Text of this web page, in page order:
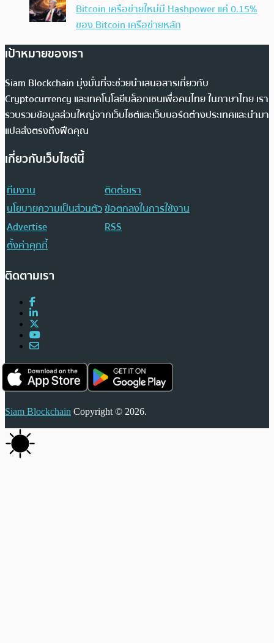
Bitcoin เครือข่ายใหม่มี Hashpower แค่ 0.15%
ของ Bitcoin เครือข่ายหลัก
เป้าหมายของเรา
Siam Blockchain มุ่งมั่นที่จะช่วยนำเสนอสารเกี่ยวกับ
Cryptocurrency และเทคโนโลยีบล็อกเชนเพื่อคนไทย ในภาษาไทย เรา
รวบรวมข้อมูลส่วนใหญ่จากเว็บไซต์และเว็บบอร์ดต่างประเทศและนำมา
แปลส่งตรงถึงฟีดคุณ
เกี่ยวกับเว็บไซต์นี้
ทีมงาน
ติดต่อเรา
นโยบายความเป็นส่วนตัวข้อตกลงในการใช้งาน
Advertise
RSS
ตั้งค่าคุกกี้
ติดตามเรา
Siam Blockchain Copyright © 2026.